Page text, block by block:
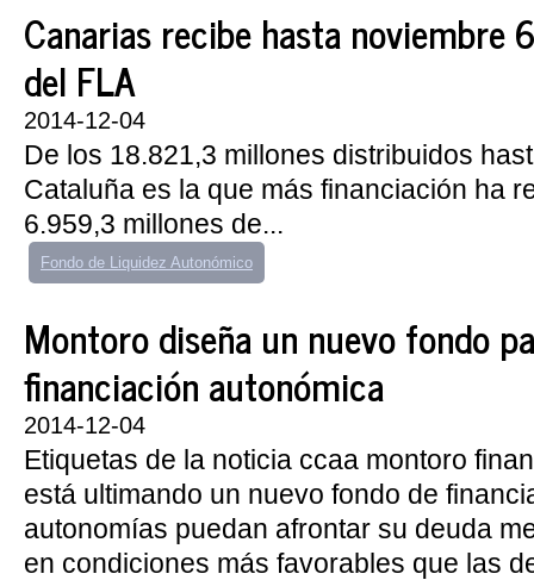
Canarias recibe hasta noviembre
del FLA
2014-12-04
De los 18.821,3 millones distribuidos
Cataluña es la que más financiación ha
6.959,3 millones de...
Fondo de Liquidez Autonómico
Montoro diseña un nuevo fondo
financiación autonómica
2014-12-04
Etiquetas de la noticia ccaa montoro
está ultimando un nuevo fondo de
autonomías puedan afrontar su deuda
en condiciones más favorables que las